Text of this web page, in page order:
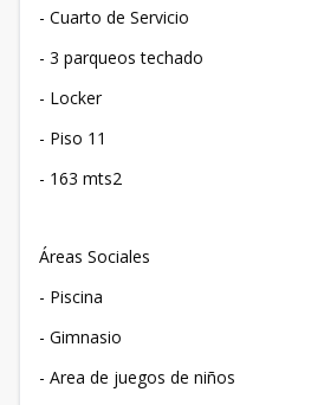
- Cuarto de Servicio
- 3 parqueos techado
- Locker
- Piso 11
- 163 mts2
Áreas Sociales
- Piscina
- Gimnasio
- Area de juegos de niños